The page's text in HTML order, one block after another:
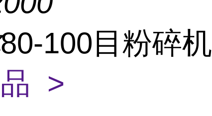
80-100目粉碎机
>